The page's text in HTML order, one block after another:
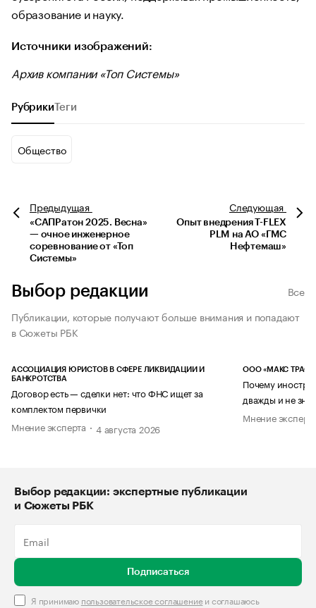
образование и науку.
Источники изображений:
Архив компании «Топ Системы»
Рубрики Теги
Общество
Предыдущая
«САПРатон 2025. Весна»
— очное инженерное
соревнование от «Топ
Системы»
Следующая
Опыт внедрения T-FLEX
PLM на АО «ГМС
Нефтемаш»
Выбор редакции
Все
Публикации, которые получают больше внимания и попадают
в Сюжеты РБК
АССОЦИАЦИЯ ЮРИСТОВ В СФЕРЕ ЛИКВИДАЦИИ И
БАНКРОТСТВА
Договор есть — сделки нет: что ФНС ищет за
комплектом первички
Мнение эксперта
4 августа 2026
ООО «МАКС ТРАСТ»
Почему
дважды и не
Мнение
Выбор редакции: экспертные публикации
и Сюжеты РБК
Подписаться
Я принимаю пользовательское соглашениеи соглашаюсь